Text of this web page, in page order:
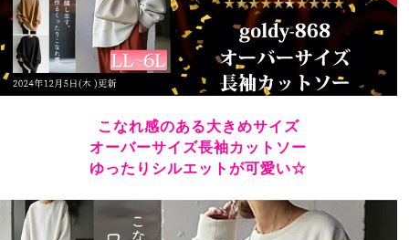
こなれ感のある大きめサイズ
オーバーサイズ長袖カットソー
ゆったりシルエットが可愛い☆